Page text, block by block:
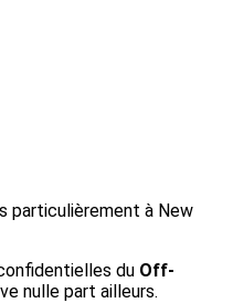
particulièrement à New
du Off-
nulle part ailleurs.